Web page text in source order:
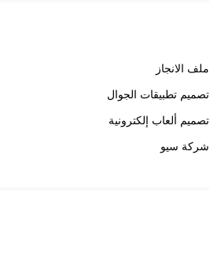
ملف الانجاز
تصميم تطبيقات الجوال
تصميم ألعاب إلكترونية
شركة سيو